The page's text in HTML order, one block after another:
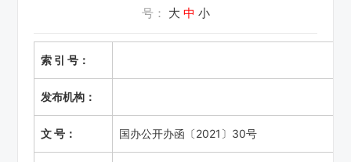
号： 大 中 小
索 引 号：
发布机构：
文 号： 国办公开办函〔2021〕30号